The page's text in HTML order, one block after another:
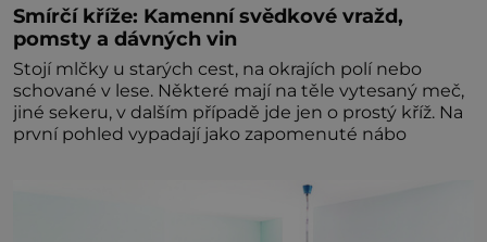
Smírčí kříže: Kamenní svědkové vražd,
pomsty a dávných vin
Stojí mlčky u starých cest, na okrajích polí nebo
schované v lese. Některé mají na těle vytesaný meč,
jiné sekeru, v dalším případě jde jen o prostý kříž. Na
první pohled vypadají jako zapomenuté nábo